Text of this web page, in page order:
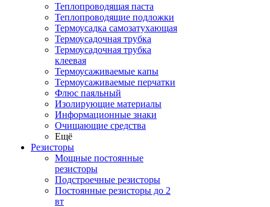
Теплопроводящая паста
Теплопроводящие подложки
Термоусадка самозатухающая
Термоусадочная трубка
Термоусадочная трубка
клеевая
Термоусаживаемые капы
Термоусаживаемые перчатки
Флюс паяльный
Изолирующие материалы
Информационные знаки
Очищающие средства
Ещё
Резисторы
Мощные постоянные
резисторы
Подстроечные резисторы
Постоянные резисторы до 2
вт